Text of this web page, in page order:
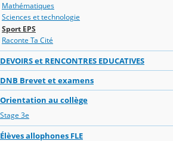
Mathématiques
Sciences et technologie
Sport EPS
Raconte Ta Cité
DEVOIRS et RENCONTRES EDUCATIVES
DNB Brevet et examens
Orientation au collège
Stage 3e
Élèves allophones FLE